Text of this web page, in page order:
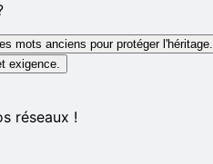
mots anciens pour protéger l'héritage.
exigence.
réseaux !